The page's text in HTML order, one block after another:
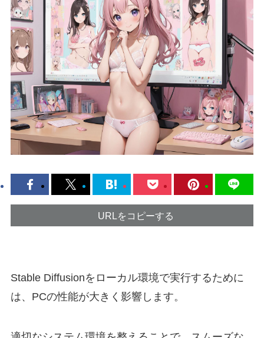
URLをコピーする
Stable Diffusionをローカル環境で実行するために
は、PCの性能が大きく影響します。